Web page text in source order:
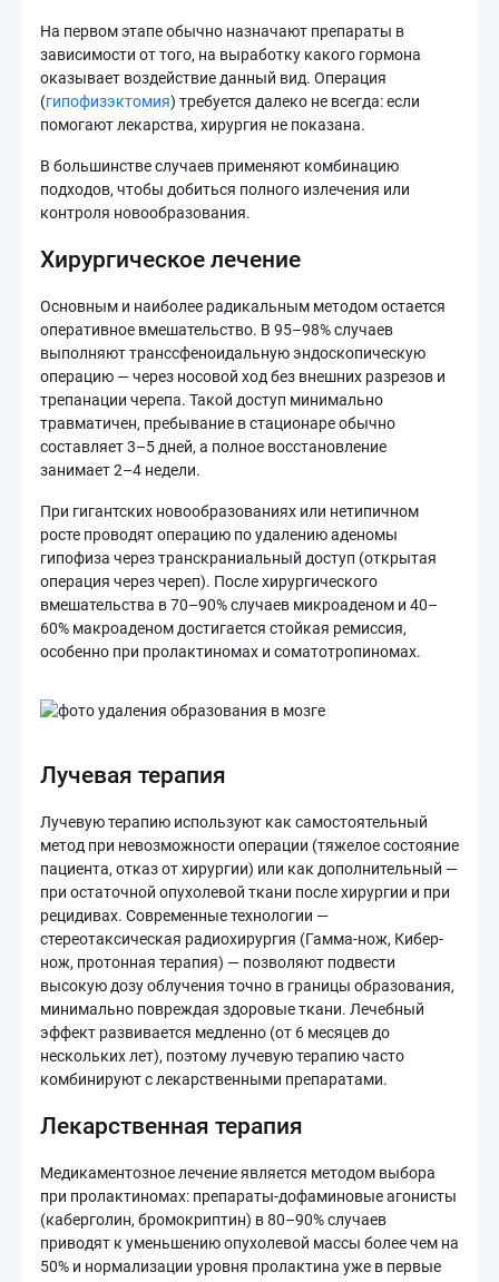
На первом этапе обычно назначают препараты в
зависимости от того, на выработку какого гормона
оказывает воздействие данный вид. Операция
(гипофизэктомия) требуется далеко не всегда: если
помогают лекарства, хирургия не показана.
В большинстве случаев применяют комбинацию
подходов, чтобы добиться полного излечения или
контроля новообразования.
Хирургическое лечение
Основным и наиболее радикальным методом остается
оперативное вмешательство. В 95–98% случаев
выполняют транссфеноидальную эндоскопическую
операцию — через носовой ход без внешних разрезов и
трепанации черепа. Такой доступ минимально
травматичен, пребывание в стационаре обычно
составляет 3–5 дней, а полное восстановление
занимает 2–4 недели.
При гигантских новообразованиях или нетипичном
росте проводят операцию по удалению аденомы
гипофиза через транскраниальный доступ (открытая
операция через череп). После хирургического
вмешательства в 70–90% случаев микроаденом и 40–
60% макроаденом достигается стойкая ремиссия,
особенно при пролактиномах и соматотропиномах.
Лучевая терапия
Лучевую терапию используют как самостоятельный
метод при невозможности операции (тяжелое состояние
пациента, отказ от хирургии) или как дополнительный —
при остаточной опухолевой ткани после хирургии и при
рецидивах. Современные технологии —
стереотаксическая радиохирургия (Гамма-нож, Кибер-
нож, протонная терапия) — позволяют подвести
высокую дозу облучения точно в границы образования,
минимально повреждая здоровые ткани. Лечебный
эффект развивается медленно (от 6 месяцев до
нескольких лет), поэтому лучевую терапию часто
комбинируют с лекарственными препаратами.
Лекарственная терапия
Медикаментозное лечение является методом выбора
при пролактиномах: препараты-дофаминовые агонисты
(каберголин, бромокриптин) в 80–90% случаев
приводят к уменьшению опухолевой массы более чем на
50% и нормализации уровня пролактина уже в первые